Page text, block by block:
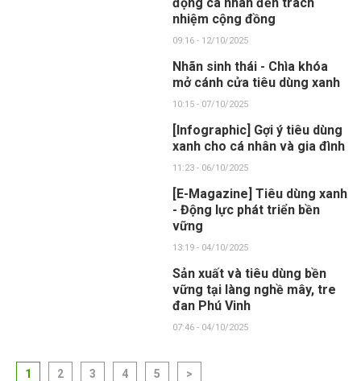
nhiệm cộng đồng
09:16 - 12/10/2025
Nhãn sinh thái - Chìa khóa
mở cánh cửa tiêu dùng xanh
10:15 - 07/10/2025
[Infographic] Gợi ý tiêu dùng
xanh cho cá nhân và gia đình
11:23 - 06/10/2025
[E-Magazine] Tiêu dùng xanh
- Động lực phát triển bền
vững
13:19 - 04/10/2025
Sản xuất và tiêu dùng bền
vững tại làng nghề mây, tre
đan Phú Vinh
07:46 - 04/10/2025
1 2 3 4 5 >